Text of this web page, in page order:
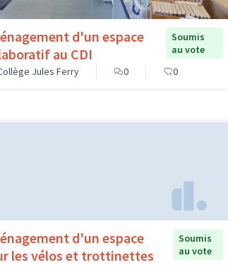
d'un espace
au CDI
Soumis
au vote
Jules Ferry
0 0
d'un espace
les vélos et trottinettes
Soumis
au vote